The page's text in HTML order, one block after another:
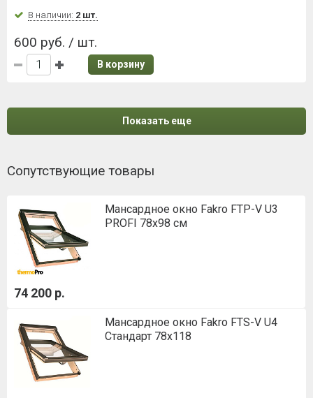
В наличии: 2 шт.
600 руб. / шт.
В корзину
Показать еще
Сопутствующие товары
Мансардное окно Fakro FTP-V U3
PROFI 78x98 см
74 200 р.
Мансардное окно Fakro FTS-V U4
Стандарт 78х118